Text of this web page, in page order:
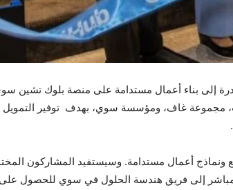
إلى بناء أعمال مستدامة على منصة بلوك تشين
من برينك، كوين ليست، مجموعة غاف، ومؤسسة سوي، بهدف توفير
ونماذج أعمال مستدامة. وسيستفيد المشاركون
على الإنجازات، والوصول المباشر إلى فريق هندسة الحلول في سوي